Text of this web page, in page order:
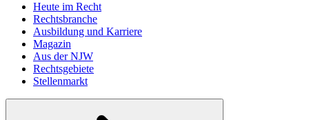
Heute im Recht
Rechtsbranche
Ausbildung und Karriere
Magazin
Aus der NJW
Rechtsgebiete
Stellenmarkt